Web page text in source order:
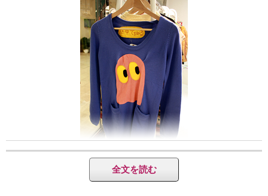
山下ヒカルさんがデザイナーをつとめる「途中でやめる」。すべて今回のた
めに作った1点ものを販売する。
全文を読む